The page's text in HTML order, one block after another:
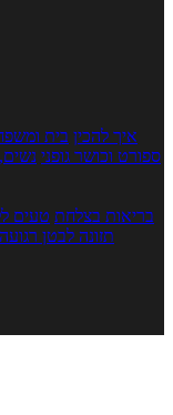
איך להכין בית
ספורט וכושר גופני
בריאות בצלחת טעים
תזונה לבטן רגועה